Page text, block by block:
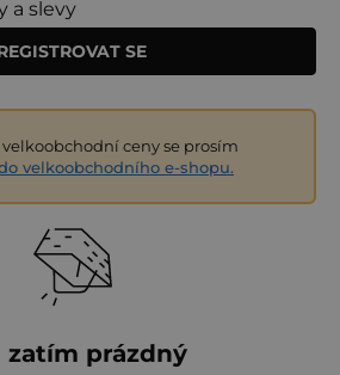
a slevy
SE
ceny se prosím
velkoobchodního e-shopu.
zatím prázdný